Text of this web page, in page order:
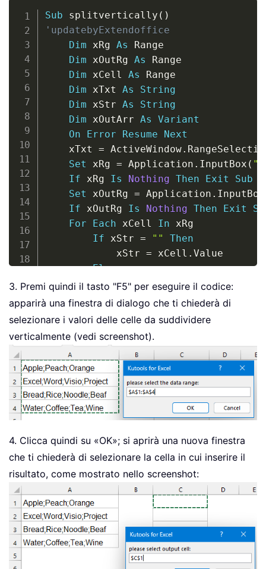
Sub splitvertically ( )
'updatebyExtendoffice
Dim xRg As Range
Dim xOutRg As Range
Dim xCell As Range
Dim xTxt As
String
Dim xStr As
String
Dim xOutArr As
Variant
On
Error Resume
Next
    xTxt
= ActiveWindow.
Set xRg = Application . InputBox (
If xRg Is Nothing Then Exit
Sub
Set xOutRg = Application . InputBox
If xOutRg Is Nothing Then Exit
For
Each xCell In xRg
If xStr = ""
Then
            xStr
= xCell . Value
Else
            xStr
= xStr & ";" & xCell
End
If
    xOutRg
.Range( "A1"
End Sub
3. Premi quindi il tasto "F5" per eseguire il codice:
apparirà una finestra di dialogo che ti chiederà di
selezionare i valori delle celle da suddividere
verticalmente (vedi screenshot).
4. Clicca quindi su «OK»; si aprirà una nuova finestra
che ti chiederà di selezionare la cella in cui inserire il
risultato, come mostrato nello screenshot: